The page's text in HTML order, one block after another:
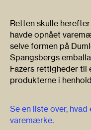
Retten skulle
havde opnået
selve formen på
Spangsbergs
Fazers rettigheder til
produkterne i
Se en liste over,
varemærke.